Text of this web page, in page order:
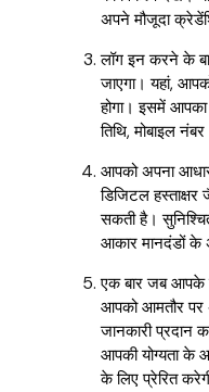
अपने मौजूदा
लॉग इन करने के
जाएगा। यहां,
होगा। इसमें आपका
तिथि, मोबाइल
आपको अपना
डिजिटल
सकती है।
आकार मानदंडों के
एक बार जब आपके
आपको आमतौर पर
जानकारी प्रदान
आपकी योग्यता के
के लिए प्रेरित